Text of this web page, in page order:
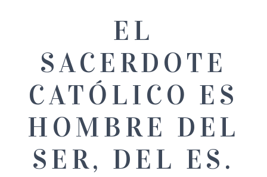
EL
SACERDOTE
CATÓLICO ES
HOMBRE DEL
SER, DEL ES.